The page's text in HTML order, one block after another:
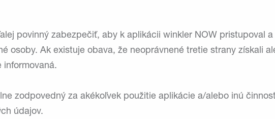
povinný zabezpečiť, aby k aplikácii winkler NOW pristupoval
osoby. Ak existuje obava, že neoprávnené tretie strany získali
informovaná.
zodpovedný za akékoľvek použitie aplikácie a/alebo inú
údajov.